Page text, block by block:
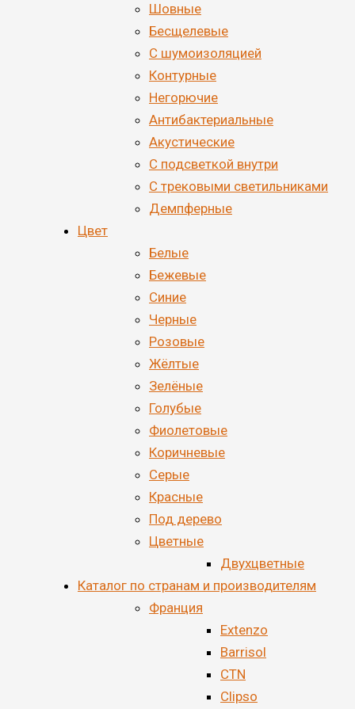
Шовные
Бесщелевые
С шумоизоляцией
Контурные
Негорючие
Антибактериальные
Акустические
С подсветкой внутри
С трековыми светильниками
Демпферные
Цвет
Белые
Бежевые
Синие
Черные
Розовые
Жёлтые
Зелёные
Голубые
Фиолетовые
Коричневые
Серые
Красные
Под дерево
Цветные
Двухцветные
Каталог по странам и производителям
Франция
Extenzo
Barrisol
CTN
Clipso